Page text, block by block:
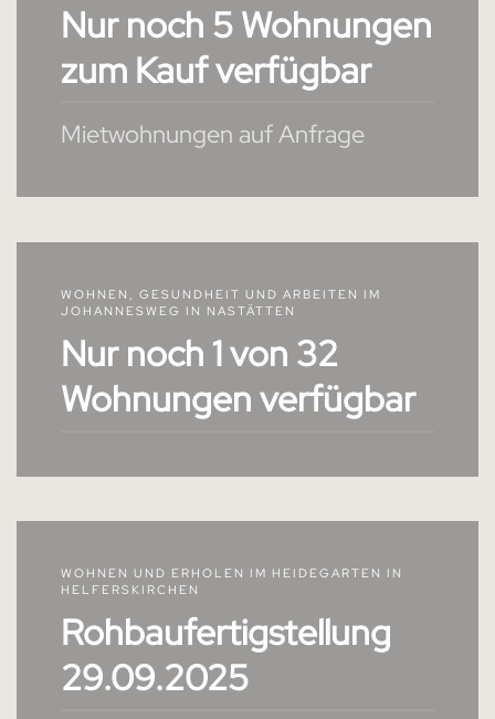
Nur noch 5 Wohnungen
zum Kauf verfügbar
Mietwohnungen auf Anfrage
WOHNEN, GESUNDHEIT UND ARBEITEN IM
JOHANNESWEG IN NASTÄTTEN
Nur noch 1 von 32
Wohnungen verfügbar
WOHNEN UND ERHOLEN IM HEIDEGARTEN IN
HELFERSKIRCHEN
Rohbaufertigstellung
29.09.2025